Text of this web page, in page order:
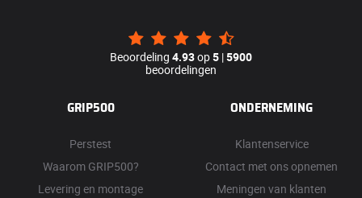
Beoordeling 4.93op5 |5900
beoordelingen
GRIP500
Perstest
Waarom GRIP500?
Levering en montage
ONDERNEMING
Klantenservice
Contact met ons opnemen
Meningen van klanten